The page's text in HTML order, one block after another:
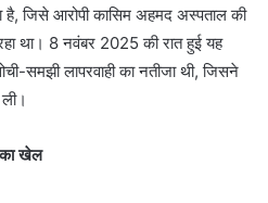
है, जिसे आरोपी कासिम अहमद अस्पताल की
था। 8 नवंबर 2025 की रात हुई यह
समझी लापरवाही का नतीजा थी, जिसने
का खेल